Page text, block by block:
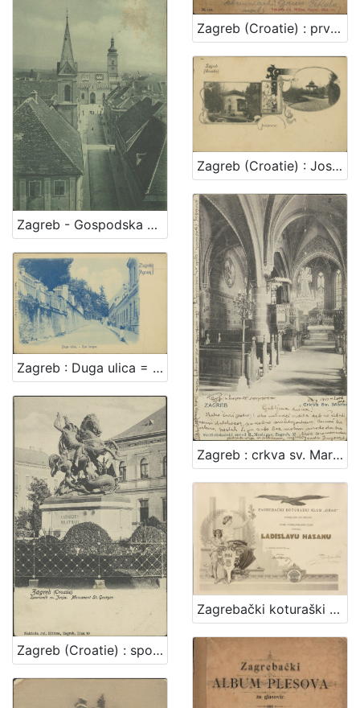
Zagreb - Gospodska ulica
Zagreb : Duga ulica = Agram : Rue longue
Zagreb (Croatie) : spomenik sv. Jurja = monument St. Georges
Zagreb (Croatie) : prvostolna crkva - la cathedrale
Zagreb (Croatie) : Josipovac
Zagreb : crkva sv. Marka
Zagrebački koturaški klub "Orao"